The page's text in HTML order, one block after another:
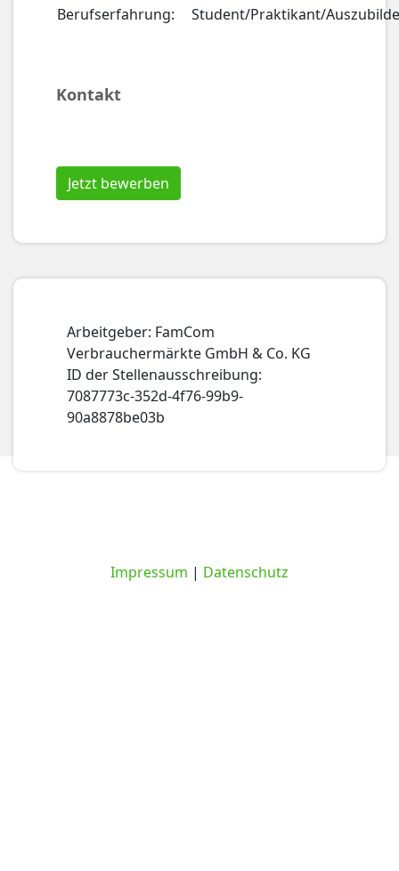
Berufserfahrung:
Student/Praktikant/
Kontakt
Jetzt bewerben
Arbeitgeber: FamCom
Verbrauchermärkte GmbH & Co. KG
ID der Stellenausschreibung:
7087773c-352d-4f76-99b9-
90a8878be03b
Impressum | Datenschutz